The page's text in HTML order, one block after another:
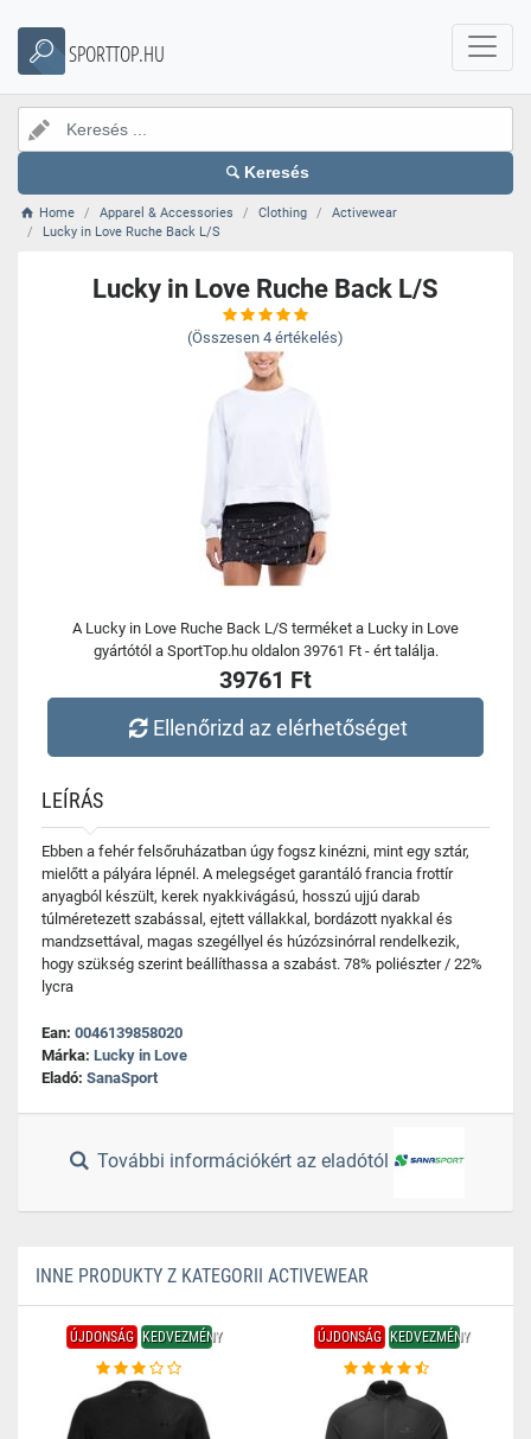
SPORTTOP.HU
Keresés
Home Apparel & Accessories Clothing
Activewear
Lucky in Love Ruche Back L/S
Lucky in Love Ruche Back L/S
(Összesen 4 értékelés)
A Lucky in Love Ruche Back L/S terméket a Lucky in Love
gyártótól a SportTop.hu oldalon 39761 Ft - ért találja.
39761 Ft
Ellenőrizd az elérhetőséget
LEÍRÁS
Ebben a fehér felsőruházatban úgy fogsz kinézni, mint egy sztár,
mielőtt a pályára lépnél. A melegséget garantáló francia frottír
anyagból készült, kerek nyakkivágású, hosszú ujjú darab
túlméretezett szabással, ejtett vállakkal, bordázott nyakkal és
mandzsettával, magas szegéllyel és húzózsinórral rendelkezik,
hogy szükség szerint beállíthassa a szabást. 78% poliészter / 22%
lycra
Ean: 0046139858020
Márka: Lucky in Love
Eladó: SanaSport
További információkért az eladótól
INNE PRODUKTY Z KATEGORII ACTIVEWEAR
ÚJDONSÁG KEDVEZMÉNY ÚJDONSÁG KEDVEZMÉNY